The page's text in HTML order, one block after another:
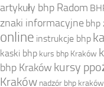
artykuły bhp Radom
znaki informacyjne bhp
online instrukcje bhp
kaski bhp kurs bhp Kraków
bhp Kraków kursy
Kraków nadzór bhp kraków